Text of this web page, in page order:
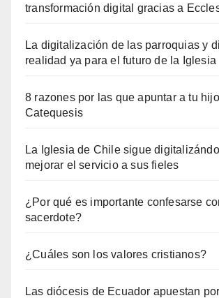
transformación digital gracias a
La digitalización de las parroquias y
realidad ya para el futuro de la Iglesia
8 razones por las que apuntar a tu
Catequesis
La Iglesia de Chile sigue
mejorar el servicio a sus fieles
¿Por qué es importante confesarse
sacerdote?
¿Cuáles son los valores cristianos?
Las diócesis de Ecuador apuestan